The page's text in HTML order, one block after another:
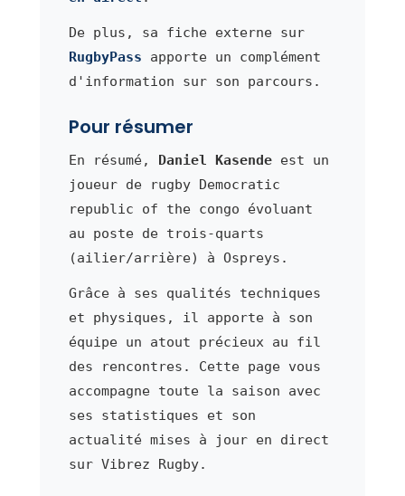
De plus, sa fiche externe sur
RugbyPass apporte un complément
d'information sur son parcours.
Pour résumer
En résumé, Daniel Kasendeest un
joueur de rugby Democratic
republic of the congo évoluant
au poste de trois-quarts
(ailier/arrière) à Ospreys.
Grâce à ses qualités techniques
et physiques, il apporte à son
équipe un atout précieux au fil
des rencontres. Cette page vous
accompagne toute la saison avec
ses statistiques et son
actualité mises à jour en direct
sur Vibrez Rugby.